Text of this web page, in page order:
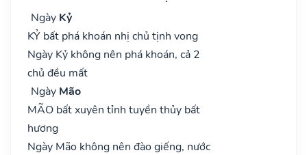
Ngày Kỷ
KỶ bất phá khoán nhị chủ tịnh vong
Ngày Kỷ không nên phá khoán, cả 2
chủ đều mất
Ngày Mão
MÃO bất xuyên tỉnh tuyền thủy bất
hương
Ngày Mão không nên đào giếng, nước